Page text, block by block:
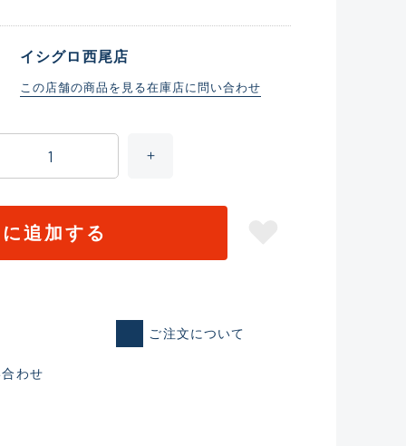
れた未使用
ものも含む
イシグロ西尾店
この店舗の商品を見る在庫店に問い合わせ
追加する
ご注文について
わせ